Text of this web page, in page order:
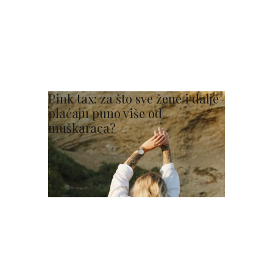
Pink tax: za što sve žene i dalje
plaćaju puno više od
muškaraca?